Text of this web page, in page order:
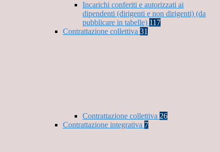
Incarichi conferiti e autorizzati ai
dipendenti (dirigenti e non dirigenti) (da
pubblicare in tabelle) 117
Contrattazione collettiva 31
Contrattazione collettiva 26
Contrattazione integrativa 7